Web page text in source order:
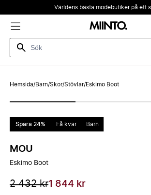
Världens bästa modebutiker på ett
Hemsida/Barn/Skor/Stövlar/Eskimo Boot
Spara 24% Få kvar Barn
MOU
Eskimo Boot
2 432 kr1 844 kr